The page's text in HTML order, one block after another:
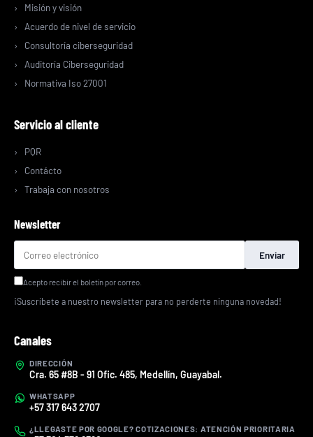
Misión y visión
Acuerdo de nivel de servicio
Consultoría ciberseguridad
Auditoría Ciberseguridad
Normativa Iso 27001
Servicio al cliente
PQR
Contácto
Trabaja con nosotros
Newsletter
Enviar
Acepto recibir el boletín por correo.
¡Suscríbete a nuestro newsletter para no perderte ninguna novedad!
Canales
DIRECCIÓN
Cra. 65 #8B - 91 Ofic. 485, Medellín, Guayabal.
WHATSAPP
+57 317 643 2707
¿LLEGASTE POR GOOGLE? COTIZACIONES: ATENCIÓN PRIORITARIA